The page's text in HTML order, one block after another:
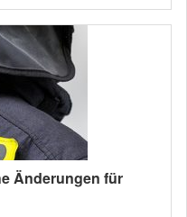
Änderungen für